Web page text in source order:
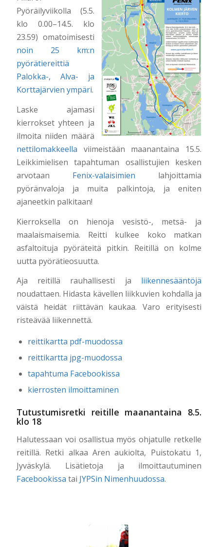
Pyöräilyviikolla (5.5.
klo 0.00–14.5. klo
23.59) omatoimisesti
noin 25 km:n
pyörätiereittiä
Palokka-, Alva- ja
Korttajärvien ympäri.
Laske ajamasi
kierrokset yhteen ja
ilmoita niiden määrä
nettilomakkeella viimeistään maanantaina 15.5.
Leikkimielisen tapahtuman osallistujien kesken
arvotaan Fenix-valaisimien lahjoittamia
pyöränvaloja ja muita palkintoja, ja eniten
ajaneetkin palkitaan!
Kierroksella on hienoja vesistö-, metsä- ja
maalaismaisemia. Reitti kulkee koko matkan
asfaltoituja pyöräteitä pitkin. Reitillä on kolme
uutta pyörätieosuutta.
Aja reitillä rauhallisesti ja liikennesääntöjä
noudattaen. Hidasta kävellen liikkuvien kohdalla ja
väistä heidät riittävän kaukaa. Varo erityisesti
risteävää liikennettä.
reittikartta pdf-muodossa
reittikartta jpg-muodossa
tapahtuma Facebookissa
kierrosten ilmoittaminen
Tutustumisretki reitille maanantaina 8.5.
klo 18
Halutessaan voi osallistua myös ohjatulle retkelle
reitillä. Retki alkaa Aren aukiolta, Puistokatu 1,
Jyväskylä. Lisätietoja ja ilmoittautuminen
Facebookissa tai JYPSin Nimenhuudossa.